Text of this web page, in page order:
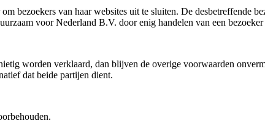
bezoekers van haar websites uit te sluiten. De desbetreffende
voor Nederland B.V. door enig handelen van een
worden verklaard, dan blijven de overige voorwaarden
dat beide partijen dient.